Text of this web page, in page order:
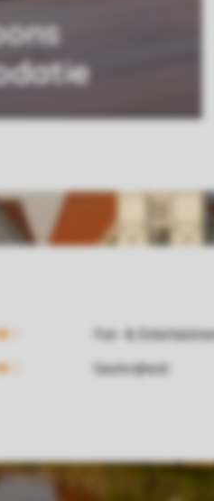
Fun- &
Gastvrijheid